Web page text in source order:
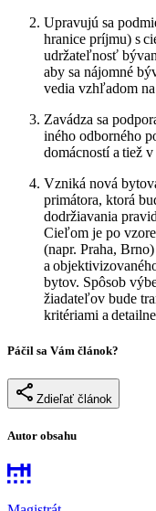
Upravujú sa
hranice príjmu) s
udržateľnosť
aby sa nájomné
vedia vzhľadom
Zavádza sa
iného odborného
domácností a tiež
Vzniká nová
primátora, ktorá
dodržiavania
Cieľom je po
(napr. Praha,
a
bytov. Spôsob
žiadateľov bude
kritériami a
Páčil sa Vám článok?
Zdieľať článok
Autor obsahu